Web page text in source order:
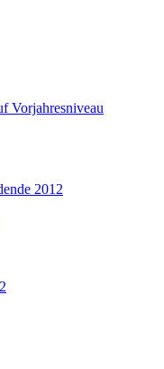
Vorjahresniveau
2012